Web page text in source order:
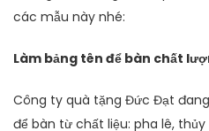
các mẫu này nhé:
Làm bảng tên để bàn chất
Công ty quà tặng Đức Đạt
để bàn từ chất liệu: pha lê,